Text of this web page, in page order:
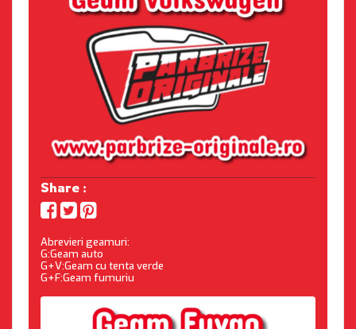
Share :
Abrevieri geamuri:
G:Geam auto
G+V:Geam cu tenta verde
G+F:Geam fumuriu